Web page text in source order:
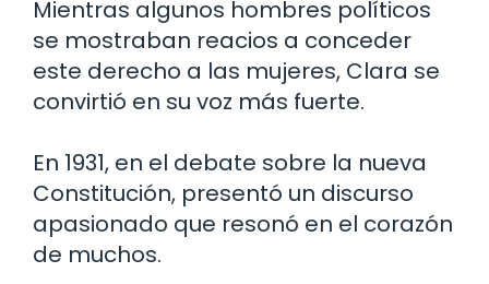
Mientras algunos hombres políticos
se mostraban reacios a conceder
este derecho a las mujeres, Clara se
convirtió en su voz más fuerte.
En 1931, en el debate sobre la nueva
Constitución, presentó un discurso
apasionado que resonó en el corazón
de muchos.